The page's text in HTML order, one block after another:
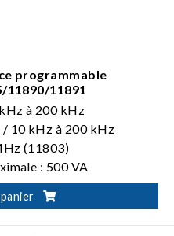
programmable
11890/11891
à 200 kHz
10 kHz à 200 kHz
(11803)
: 500 VA
800 VA (11803) / 1 kVA
d'élévation de